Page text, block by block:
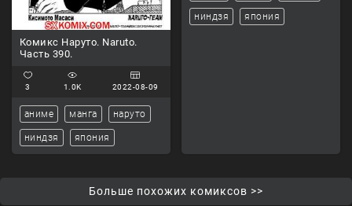
Комикс Наруто. Naruto.
Часть 390.
3 1.0K 2022-08-09
аниме манга наруто
ниндзя япония
ниндзя япония
Больше похожих комиксов >>